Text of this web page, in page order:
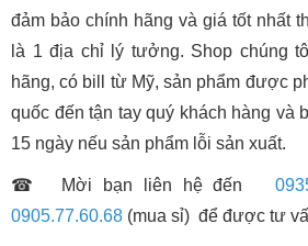
đảm bảo chính hãng và giá tốt nhất
là 1 địa chỉ lý tưởng. Shop chúng
hãng, có bill từ Mỹ, sản phẩm được
quốc đến tận tay quý khách hàng và
15 ngày nếu sản phẩm lỗi sản xuất.
☎ Mời bạn liên hệ đến
0905.77.60.68 (mua sỉ) để được tư